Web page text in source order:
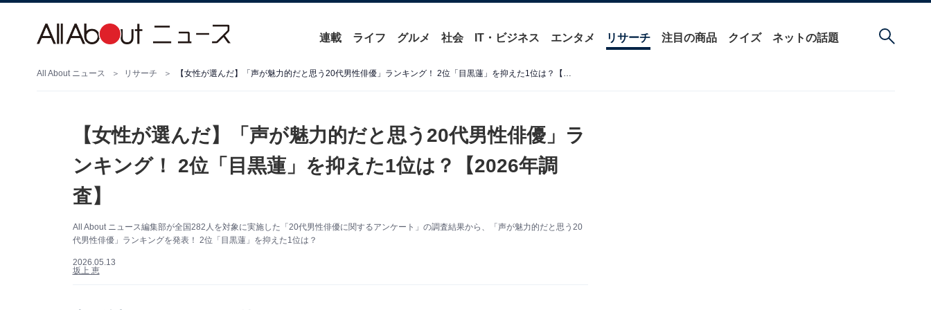
連載 ライフ グルメ 社会 IT・ビジネス エンタメ リサーチ 注目の商品 クイズ ネットの話題
All About ニュース リサーチ 【女性が選んだ】「声が魅力的だと思う20代男性俳優」ランキング！ 2位「目黒蓮」を抑えた1位は？【2026年調査】
【女性が選んだ】「声が魅力的だと思う20代男性俳優」ラ
ンキング！ 2位「目黒蓮」を抑えた1位は？【2026年調
査】
All About ニュース編集部が全国282人を対象に実施した「20代男性俳優に関するアンケート」の調査結果から、「声が魅力的だと思う20
代男性俳優」ランキングを発表！ 2位「目黒蓮」を抑えた1位は？
2026.05.13
坂上 恵